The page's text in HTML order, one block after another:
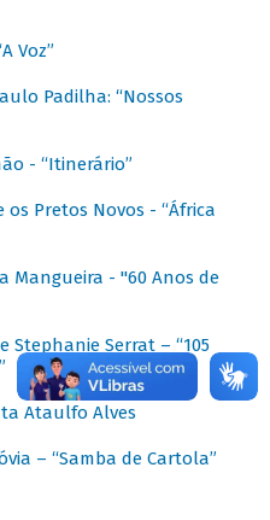
Voz”
Padilha: “Nossos
- “Itinerário”
os Pretos Novos - “África
Mangueira - "60 Anos de
Stephanie Serrat – “105
Ataulfo Alves
– “Samba de Cartola”